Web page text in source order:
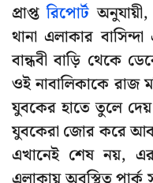
প্রাপ্তরিপোর্টঅনুযায়ী,
থানা এলাকার
বান্ধবী বাড়ি থেকে
ওই নাবালিকাকে রাজ
যুবকের হাতে তুলে দেয়
যুবকেরা জোর করে
এখানেই শেষ নয়,